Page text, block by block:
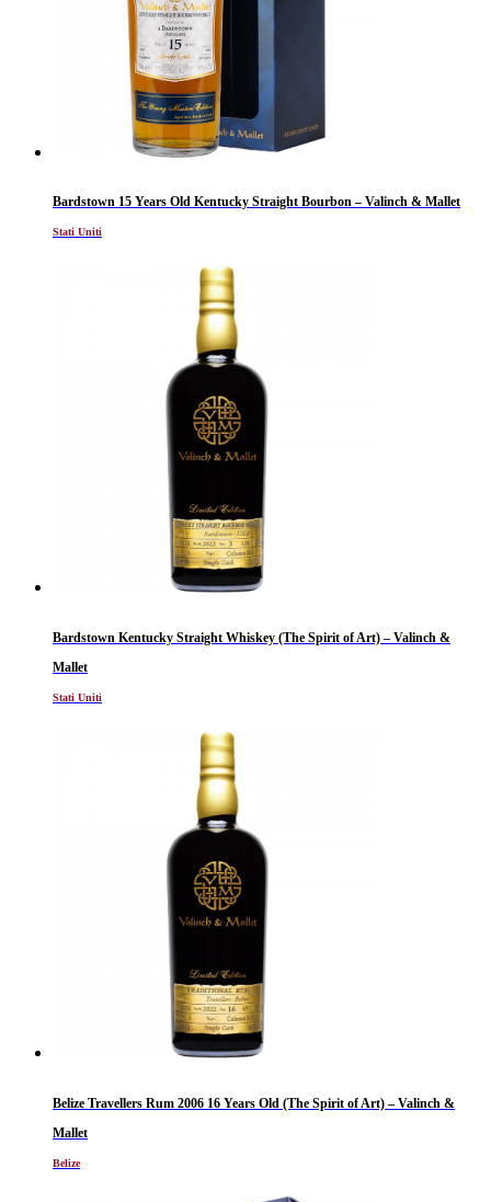
Bardstown 15 Years Old Kentucky Straight Bourbon – Valinch & Mallet
Stati Uniti
Bardstown Kentucky Straight Whiskey (The Spirit of Art) – Valinch &
Mallet
Stati Uniti
Belize Travellers Rum 2006 16 Years Old (The Spirit of Art) – Valinch &
Mallet
Belize